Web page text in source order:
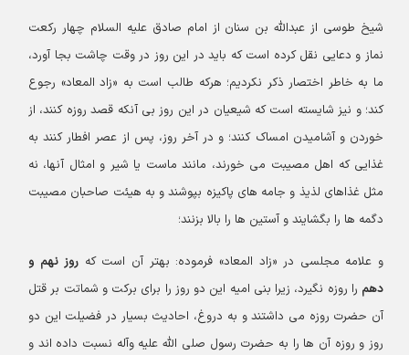
شیخ طوسی از عبدالله بن سنان از امام صادق علیه السلام چهار رکعت
نماز و دعایی نقل کرده است که باید در این روز در وقت چاشت بجا آورد،
ما به خاطر اختصار ذکر نکردیم؛ هرکه طالب است به «زاد المعاد» رجوع
کند؛ و نیز شایسته است که شیعیان در این روز بی آنکه قصد روزه کنند، از
خوردن و آشامیدن امساک کنند؛ و در آخر روز، پس از عصر افطار کنند به
غذایی که اهل مصیبت می خورند، مانند ماست یا شیر و امثال آنها، نه
مثل غذاهای لذیذ و جامه های پاکیزه بپوشند و به هیئت صاحبان مصیبت
دگمه ها را بگشایند و آستین ها را بالا بزنند؛
و علامه مجلسی در «زاد المعاد» فرموده: بهتر آن است کهروز نهم و
دهمرا روزه نگیرد، زیرا بنی امیه این دو روز را برای برکت و شماتت بر قتل
آن حضرت روزه می داشتند و به دروغ، احادیث بسیار در فضیلت این دو
روز و روزه آن ها را به حضرت رسول صلی الله علیه وآله نسبت داده اند و